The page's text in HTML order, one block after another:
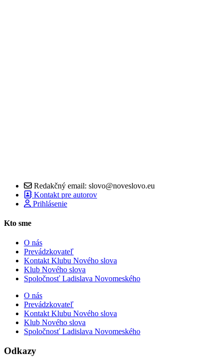
Redakčný email: slovo@noveslovo.eu
Kontakt pre autorov
Prihlásenie
Kto sme
O nás
Prevádzkovateľ
Kontakt Klubu Nového slova
Klub Nového slova
Spoločnosť Ladislava Novomeského
O nás
Prevádzkovateľ
Kontakt Klubu Nového slova
Klub Nového slova
Spoločnosť Ladislava Novomeského
Odkazy